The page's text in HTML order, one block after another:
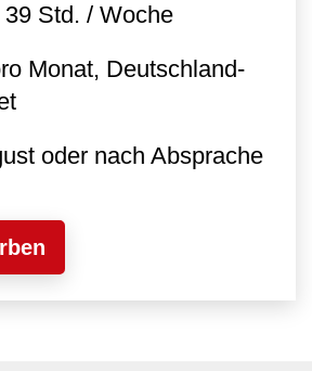
Std. / Woche
Monat, Deutschland-
oder nach Absprache